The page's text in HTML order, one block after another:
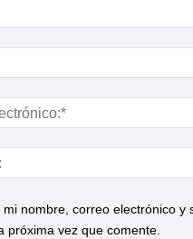
nombre, correo electrónico y
próxima vez que comente.